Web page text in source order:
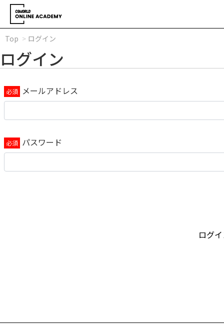
Top ログイン
ログイン
メールアドレス
パスワード
ログ